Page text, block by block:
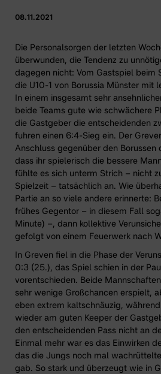
08.11.2021
Die Personalsorgen der letzten
überwunden, die Tendenz zu
dagegen nicht: Vom Gastspiel beim
die U10-1 von Borussia Münster mit
In einem insgesamt sehr
beide Teams gute wie schwächere
die Gastgeber die entscheidenden
fuhren einen 6:4-Sieg ein. Der
Anschluss gegenüber den Borussen
dass ihr spielerisch die bessere
fühlte es sich unterm Strich – nicht
Spielzeit – tatsächlich an. Wie
Partie an so viele andere erinnerte:
frühes Gegentor – in diesem Fall
Minute) –, dann kollektive
gefolgt von einem Feuerwerk nach
In Greven fiel in die Phase der
0:3 (25.), das Spiel schien in der
vorentschieden. Beide
sehr wenige Großchancen erspielt,
eben extrem kaltschnäuzig,
wieder am guten Keeper der
den entscheidenden Pass nicht an
Einmal mehr war es das Einwirken
das die Jungs noch mal
gab. So stark und überzeugt wie in